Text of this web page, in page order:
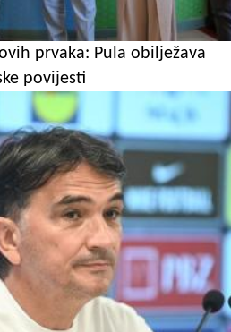
prvaka: Pula obilježava
povijesti